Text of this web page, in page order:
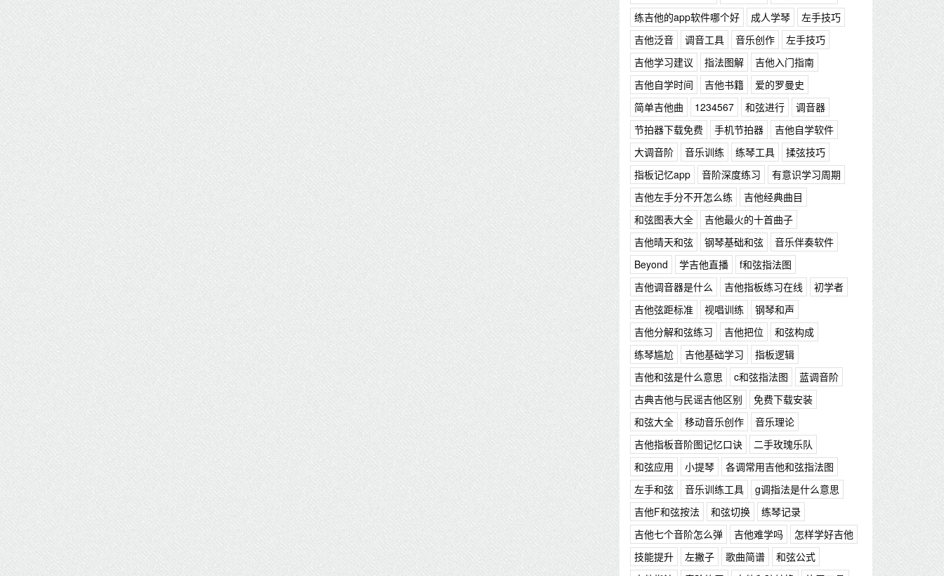
练吉他的app软件哪个好
成人学琴
左手技巧
吉他泛音
调音工具 音乐创作
左手技巧
吉他学习建议
指法图解
吉他入门指南
吉他自学时间
吉他书籍
爱的罗曼史
简单吉他曲
1234567 和弦进行
调音器
节拍器下载免费
手机节拍器
吉他自学软件
大调音阶
音乐训练 练琴工具
揉弦技巧
指板记忆app
音阶深度练习
有意识学习周期
吉他左手分不开怎么练
吉他经典曲目
和弦图表大全
吉他最火的十首曲子
吉他晴天和弦
钢琴基础和弦
音乐伴奏软件
Beyond
学吉他直播
f和弦指法图
吉他调音器是什么
吉他指板练习在线
初学者
吉他弦距标准
视唱训练
钢琴和声
吉他分解和弦练习
吉他把位
和弦构成
练琴尴尬
吉他基础学习
指板逻辑
吉他和弦是什么意思
c和弦指法图
蓝调音阶
古典吉他与民谣吉他区别
免费下载安装
和弦大全
移动音乐创作
音乐理论
吉他指板音阶图记忆口诀
二手玫瑰乐队
和弦应用
小提琴
各调常用吉他和弦指法图
左手和弦
音乐训练工具
g调指法是什么意思
吉他F和弦按法
和弦切换
练琴记录
吉他七个音阶怎么弹
吉他难学吗
怎样学好吉他
技能提升
左撇子 歌曲简谱
和弦公式